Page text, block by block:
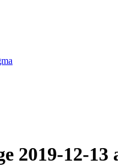
2019-12-13